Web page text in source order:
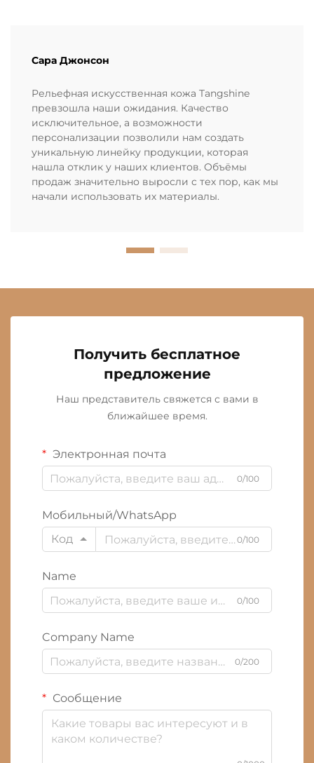
Сара Джонсон
Рельефная искусственная кожа Tangshine
превзошла наши ожидания. Качество
исключительное, а возможности
персонализации позволили нам создать
уникальную линейку продукции, которая
нашла отклик у наших клиентов. Объёмы
продаж значительно выросли с тех пор, как мы
начали использовать их материалы.
Получить бесплатное
предложение
Наш представитель свяжется с вами в
ближайшее время.
Электронная почта
0/100
Мобильный/WhatsApp
Код
0/100
Name
0/100
Company Name
0/200
Сообщение